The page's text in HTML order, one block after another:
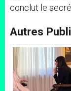
conclut le
Autres